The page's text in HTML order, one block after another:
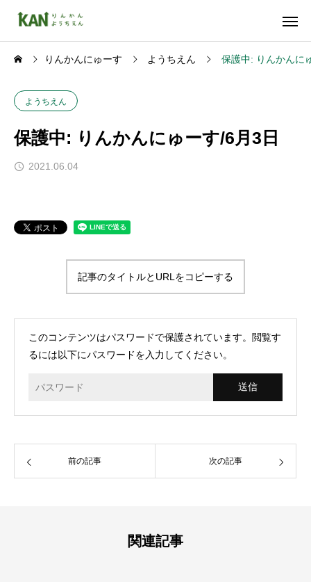
りんかんにゅーす ようちえん 保護中: りんかんに
ようちえん
保護中: りんかんにゅーす/6月3日
2021.06.04
記事のタイトルとURLをコピーする
このコンテンツはパスワードで保護されています。閲覧す
るには以下にパスワードを入力してください。
前の記事 次の記事
関連記事